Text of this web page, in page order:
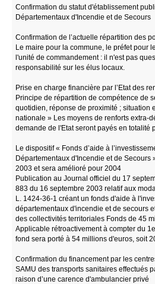
Confirmation du statut d'établissement
Départementaux d'Incendie et de Secours
Confirmation de l’actuelle répartition des
Le maire pour la commune, le préfet pour
l'unité de commandement : il n'est pas
responsabilité sur les élus locaux.
Prise en charge financière par l’Etat des
Principe de répartition de compétence de
quotidien, réponse de proximité ; situation
nationale » Les moyens de renforts extra-
demande de l'Etat seront payés en totalité
Le dispositif « Fonds d’aide à
Départementaux d'Incendie et de
2003 et sera amélioré pour 2004
Publication au Journal officiel du 17
883 du 16 septembre 2003 relatif aux
L. 1424-36-1 créant un fonds d'aide à
départementaux d'incendie et de secours
des collectivités territoriales Fonds de 45
Applicable rétroactivement à compter du
fond sera porté à 54 millions d'euros, soit
Confirmation du financement par les
SAMU des transports sanitaires effectués
raison d’une carence d'ambulancier privé